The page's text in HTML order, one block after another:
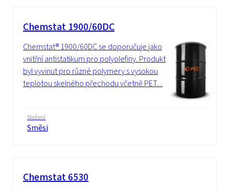
Chemstat 1900/60DC
Chemstat® 1900/60DC se doporučuje jako
vnitřní antistatikum pro polyolefiny. Produkt
byl vyvinut pro různé polymery s vysokou
teplotou skelného přechodu včetně PET....
Složení
Směsi
Chemstat 6530